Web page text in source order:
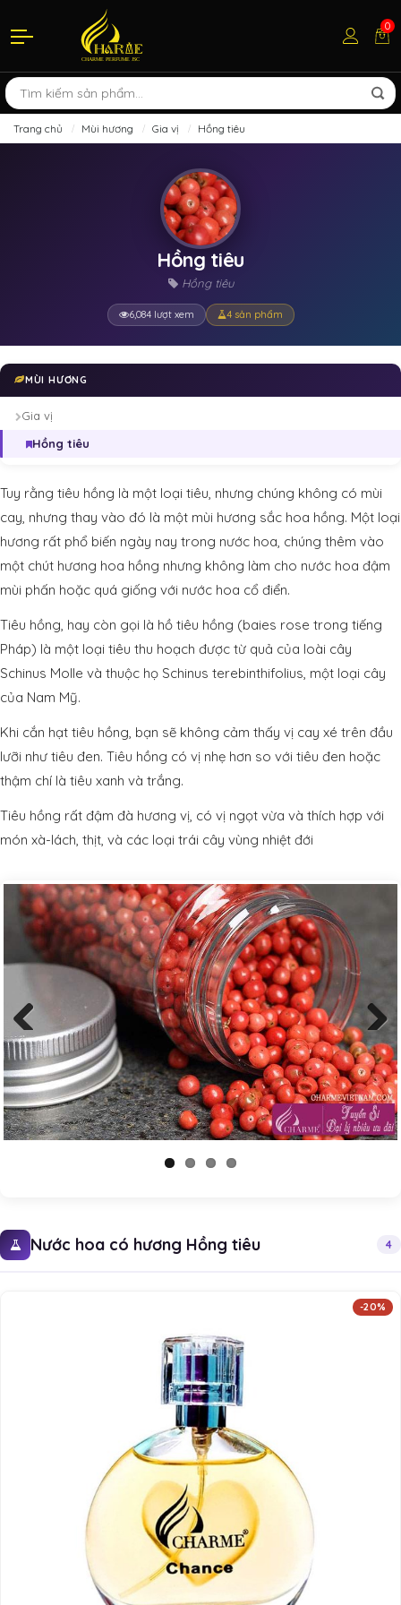
0
Trang chủ Mùi hương Gia vị Hồng tiêu
Hồng tiêu
Hồng tiêu
6,084 lượt xem 4 sản phẩm
MÙI HƯƠNG
Gia vị
Hồng tiêu
Tuy rằng tiêu hồng là một loại tiêu, nhưng chúng không có mùi
cay, nhưng thay vào đó là một mùi hương sắc hoa hồng. Một loại
hương rất phổ biến ngày nay trong nước hoa, chúng thêm vào
một chút hương hoa hồng nhưng không làm cho nước hoa đậm
mùi phấn hoặc quá giống với nước hoa cổ điển.
Tiêu hồng, hay còn gọi là hồ tiêu hồng (baies rose trong tiếng
Pháp) là một loại tiêu thu hoạch được từ quả của loài cây
Schinus Molle và thuộc họ Schinus terebinthifolius, một loại cây
của Nam Mỹ.
Khi cắn hạt tiêu hồng, bạn sẽ không cảm thấy vị cay xé trên đầu
lưỡi như tiêu đen. Tiêu hồng có vị nhẹ hơn so với tiêu đen hoặc
thậm chí là tiêu xanh và trắng.
Tiêu hồng rất đậm đà hương vị, có vị ngọt vừa và thích hợp với
món xà-lách, thịt, và các loại trái cây vùng nhiệt đới
Previous Next
Nước hoa có hương Hồng tiêu 4
-20%